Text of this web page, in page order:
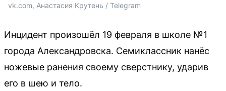
vk.com, Анастасия Крутень / Telegram
Инцидент произошёл 19 февраля в школе №1
города Александровска. Семиклассник нанёс
ножевые ранения своему сверстнику, ударив
его в шею и тело.